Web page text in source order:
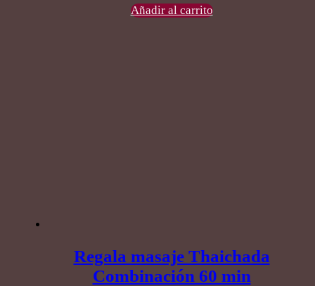
Añadir al carrito
Regala masaje Thaichada
Combinación 60 min